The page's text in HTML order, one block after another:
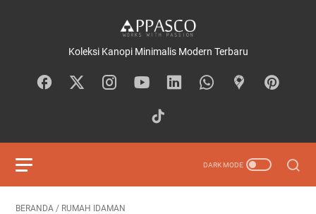
Koleksi Kanopi Minimalis Modern Terbaru
BERANDA / RUMAH IDAMAN